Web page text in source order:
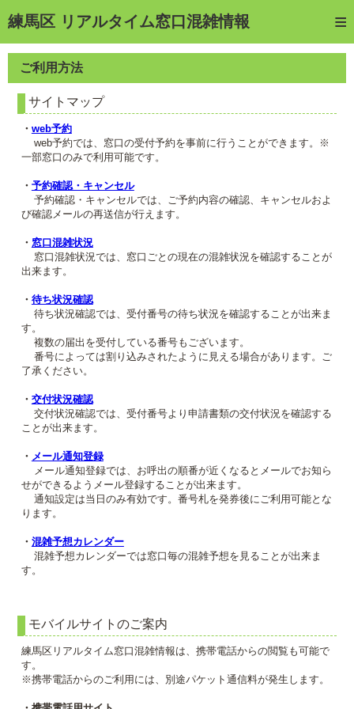
練馬区 リアルタイム窓口混雑情報
トップページ
web予約
予約確認・キャンセル
窓口混雑状況
待ち状況確認
交付状況確認
メール通知登録
ご利用方法
サイトマップ
・ web予約
web予約では、窓口の受付予約を事前に行うことができます。※
一部窓口のみで利用可能です。
・ 予約確認・キャンセル
予約確認・キャンセルでは、ご予約内容の確認、キャンセルおよ
び確認メールの再送信が行えます。
・ 窓口混雑状況
窓口混雑状況では、窓口ごとの現在の混雑状況を確認することが
出来ます。
・ 待ち状況確認
待ち状況確認では、受付番号の待ち状況を確認することが出来ま
す。
複数の届出を受付している番号もございます。
番号によっては割り込みされたように見える場合があります。ご
了承ください。
・ 交付状況確認
交付状況確認では、受付番号より申請書類の交付状況を確認する
ことが出来ます。
・ メール通知登録
メール通知登録では、お呼出の順番が近くなるとメールでお知ら
せができるようメール登録することが出来ます。
通知設定は当日のみ有効です。番号札を発券後にご利用可能とな
ります。
・ 混雑予想カレンダー
混雑予想カレンダーでは窓口毎の混雑予想を見ることが出来ま
す。
モバイルサイトのご案内
練馬区リアルタイム窓口混雑情報は、携帯電話からの閲覧も可能で
す。
※携帯電話からのご利用には、別途パケット通信料が発生します。